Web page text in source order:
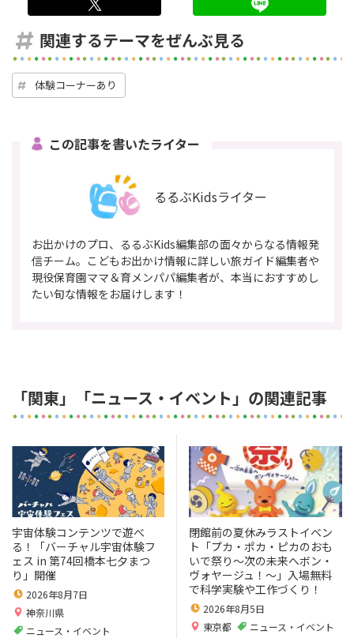
関連するテーマをぜんぶ見る
体験コーナーあり
この記事を書いたライター
るるぶKidsライター
お出かけのプロ、るるぶKids編集部の面々からなる情報発
信チーム。こどもお出かけ情報に詳しい旅ガイド編集者や
現役保育園ママ＆育メンパパ編集者が、本当におすすめし
たい旬な情報をお届けします！
「関東」「ニュース・イベント」の関連記事
宇宙体験コンテンツで遊べ
る！「バーチャル宇宙体験フ
ェス in 第74回橋本七夕まつ
り」開催
2026年8月7日
神奈川県
ニュース・イベント
閉館前の夏休みラストイベン
ト「プカ・ポカ・ピカのおも
いで祭り～次の未来へボン・
ヴォヤージュ！～」入場無料
で科学実験や工作づくり！
2026年8月5日
東京都
ニュース・イベント